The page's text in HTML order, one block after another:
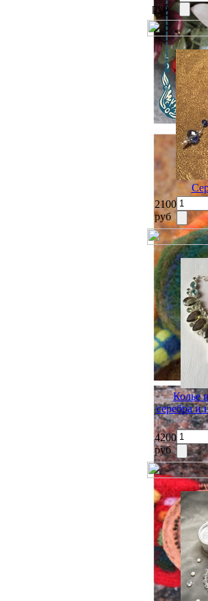
руб
2100
руб
Колье
серебра и
4200
руб